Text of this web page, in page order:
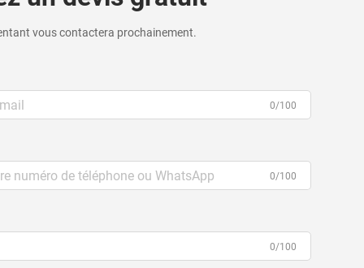
vous contactera prochainement.
0/100
0/100
0/100